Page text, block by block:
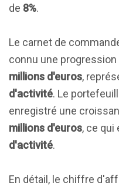
de 8%.
Le carnet de
connu une progression
millions d'euros,
d'activité. Le
enregistré une
millions d'euros, ce qui
d'activité.
En détail, le chiffre